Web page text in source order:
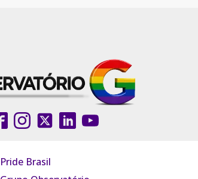
Pride Brasil